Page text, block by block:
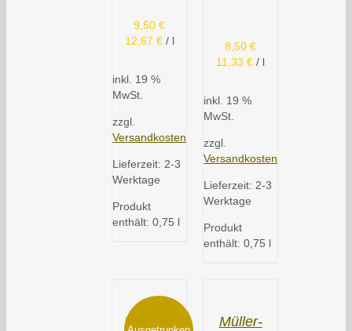
9,50€
12,67 €/ l
inkl. 19 %
MwSt.
zzgl.
Versandkosten
Lieferzeit: 2-3
Werktage
Produkt
enthält: 0,75 l
8,50€
11,33€ / l
inkl. 19 %
MwSt.
zzgl.
Versandkosten
Lieferzeit: 2-3
Werktage
Produkt
enthält: 0,75 l
Dornfelder
Müller-